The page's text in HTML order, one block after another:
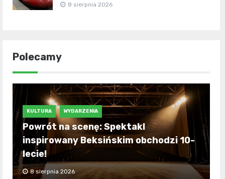
8 sierpnia 2026
Polecamy
KULTURA WYDARZENIA
Powrót na scenę: Spektakl
inspirowany Beksińskim obchodzi 10-
lecie!
8 sierpnia 2026